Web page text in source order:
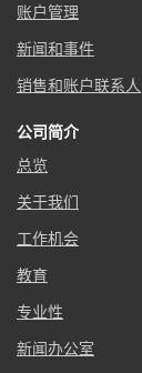
账户管理
新闻和事件
销售和账户联系人
公司简介
总览
关于我们
工作机会
教育
专业性
新闻办公室